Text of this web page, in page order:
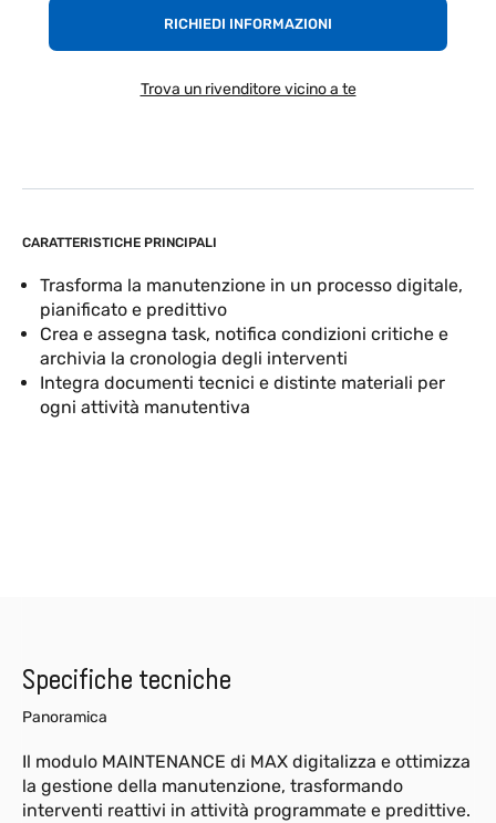
CARATTERISTICHE PRINCIPALI
Trasforma la manutenzione in un processo digitale,
pianificato e predittivo
Crea e assegna task, notifica condizioni critiche e
archivia la cronologia degli interventi
Integra documenti tecnici e distinte materiali per
ogni attività manutentiva
RICHIEDI INFORMAZIONI
Trova un rivenditore vicino a te
Specifiche tecniche
Panoramica
Il modulo MAINTENANCE di MAX digitalizza e ottimizza
la gestione della manutenzione, trasformando
interventi reattivi in attività programmate e predittive.